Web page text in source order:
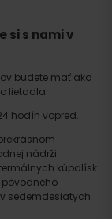
si s nami v
budete mať ako
lietadla.
hodín vopred.
nádrži
kúpalísk
pôvodného
sedemdesiatych